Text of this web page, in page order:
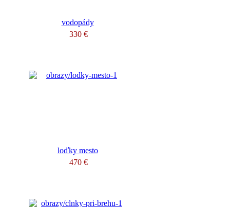
vodopády
330 €
loďky mesto
470 €